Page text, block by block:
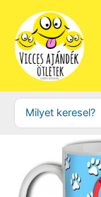
content
Search
for: